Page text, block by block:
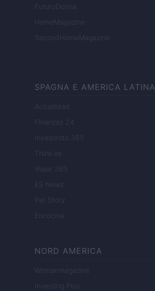
FuturoDonna
HomeMagazine
SecondHomeMagazine
SPAGNA E AMERICA LATINA
Actualidad
Finanzas 24
Investindo 365
Think.es
Viajar 365
ES Newz
Pet Story
Encocina
NORD AMERICA
Womanmagazine
Investing Plus